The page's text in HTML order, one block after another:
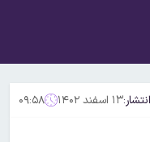
۱۳ اسفند ۱۴۰۲ ۰۹:۵۸